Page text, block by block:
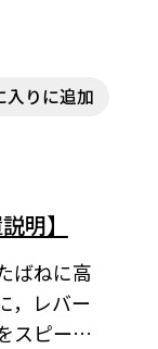
入りに追加
明】
ばねに高
，レバー
スピーカ